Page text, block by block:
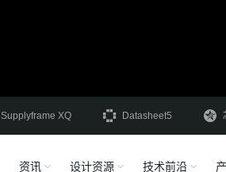
Supplyframe XQ Datasheet5
资讯 设计资源 技术前沿